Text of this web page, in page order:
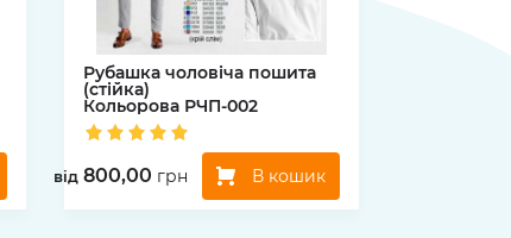
Рубашка чоловіча пошита
(стійка)
Кольорова РЧП-002
вiд 800,00 грн В кошик